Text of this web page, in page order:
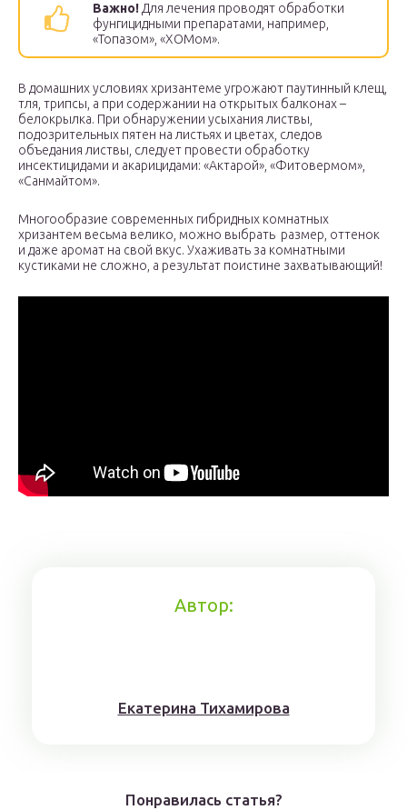
Важно! Для лечения проводят обработки
фунгицидными препаратами, например,
«Топазом», «ХОМом».
В домашних условиях хризантеме угрожают паутинный клещ,
тля, трипсы, а при содержании на открытых балконах –
белокрылка. При обнаружении усыхания листвы,
подозрительных пятен на листьях и цветах, следов
объедания листвы, следует провести обработку
инсектицидами и акарицидами: «Актарой», «Фитовермом»,
«Санмайтом».
Многообразие современных гибридных комнатных
хризантем весьма велико, можно выбрать размер, оттенок
и даже аромат на свой вкус. Ухаживать за комнатными
кустиками не сложно, а результат поистине захватывающий!
Автор:
Eкaтерина Тихaмировa
Понравилась статья?